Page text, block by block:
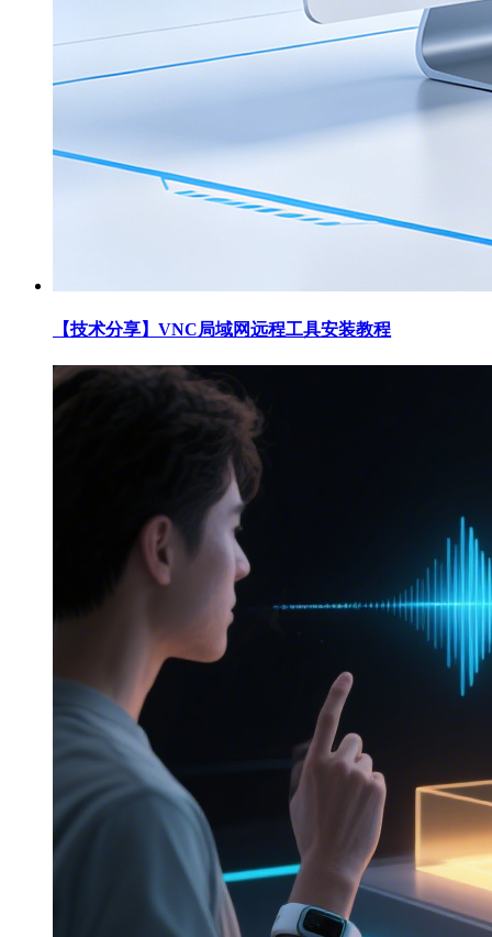
【技术分享】VNC局域网远程工具安装教程